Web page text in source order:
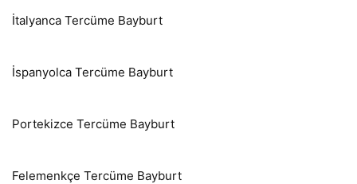
İtalyanca Tercüme Bayburt
İspanyolca Tercüme Bayburt
Portekizce Tercüme Bayburt
Felemenkçe Tercüme Bayburt